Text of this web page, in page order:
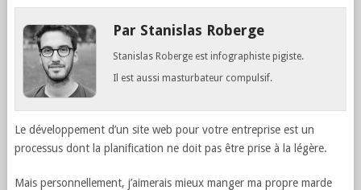
Par Stanislas Roberge
Stanislas Roberge est infographiste pigiste.
Il est aussi masturbateur compulsif.
Le développement d’un site web pour votre entreprise est un
processus dont la planification ne doit pas être prise à la légère.
Mais personnellement, j’aimerais mieux manger ma propre marde